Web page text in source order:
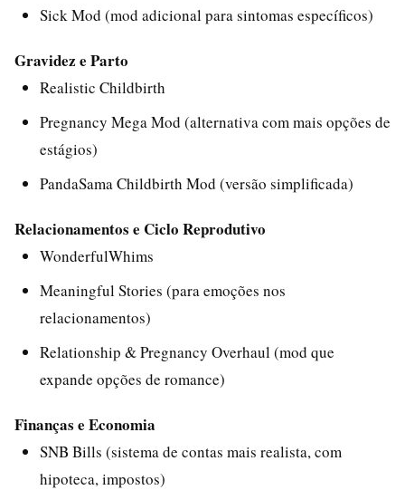
Sick Mod (mod adicional para sintomas específicos)
Gravidez e Parto
Realistic Childbirth
Pregnancy Mega Mod (alternativa com mais opções de
estágios)
PandaSama Childbirth Mod (versão simplificada)
Relacionamentos e Ciclo Reprodutivo
WonderfulWhims
Meaningful Stories (para emoções nos
relacionamentos)
Relationship & Pregnancy Overhaul (mod que
expande opções de romance)
Finanças e Economia
SNB Bills (sistema de contas mais realista, com
hipoteca, impostos)